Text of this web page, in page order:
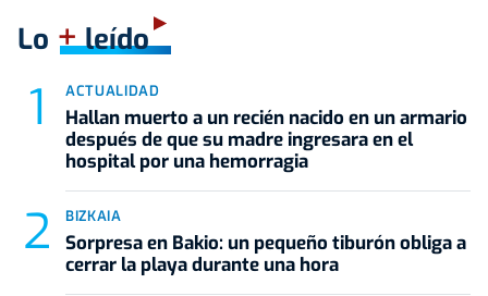
Lo +leído
ACTUALIDAD
Hallan muerto a un recién nacido en un armario
después de que su madre ingresara en el
hospital por una hemorragia
BIZKAIA
Sorpresa en Bakio: un pequeño tiburón obliga a
cerrar la playa durante una hora